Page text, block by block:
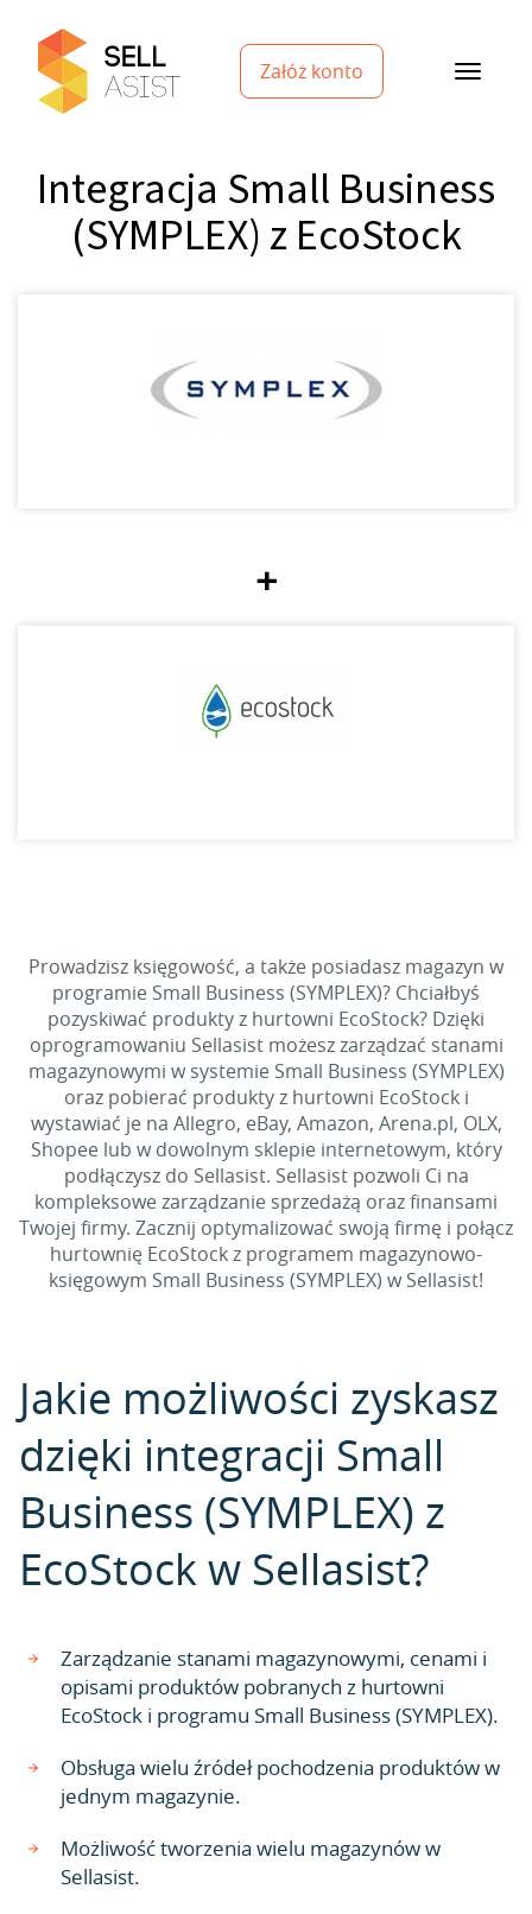
Załóż konto
Integracja Small Business
(SYMPLEX) z EcoStock
+
Prowadzisz księgowość, a także posiadasz magazyn w
programie Small Business (SYMPLEX)? Chciałbyś
pozyskiwać produkty z hurtowni EcoStock? Dzięki
oprogramowaniu Sellasist możesz zarządzać stanami
magazynowymi w systemie Small Business (SYMPLEX)
oraz pobierać produkty z hurtowni EcoStock i
wystawiać je na Allegro, eBay, Amazon, Arena.pl, OLX,
Shopee lub w dowolnym sklepie internetowym, który
podłączysz do Sellasist. Sellasist pozwoli Ci na
kompleksowe zarządzanie sprzedażą oraz finansami
Twojej firmy. Zacznij optymalizować swoją firmę i połącz
hurtownię EcoStock z programem magazynowo-
księgowym Small Business (SYMPLEX) w Sellasist!
Jakie możliwości zyskasz
dzięki integracji Small
Business (SYMPLEX) z
EcoStock w Sellasist?
Zarządzanie stanami magazynowymi, cenami i
opisami produktów pobranych z hurtowni
EcoStock i programu Small Business (SYMPLEX).
Obsługa wielu źródeł pochodzenia produktów w
jednym magazynie.
Możliwość tworzenia wielu magazynów w
Sellasist.